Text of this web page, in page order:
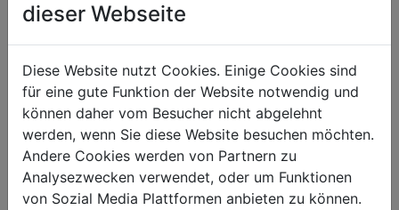
Wildschwein
Wildbratwurst, 5er Pack
dieser Webseite
Diese Website nutzt Cookies. Einige Cookies sind
für eine gute Funktion der Website notwendig und
können daher vom Besucher nicht abgelehnt
werden, wenn Sie diese Website besuchen möchten.
Andere Cookies werden von Partnern zu
Analysezwecken verwendet, oder um Funktionen
von Sozial Media Plattformen anbieten zu können.